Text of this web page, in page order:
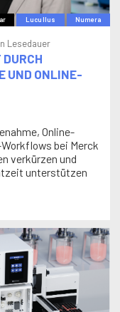
Lucullus Numera
Lesedauer
UND ONLINE-
Online-
bei Merck
verkürzen und
unterstützen